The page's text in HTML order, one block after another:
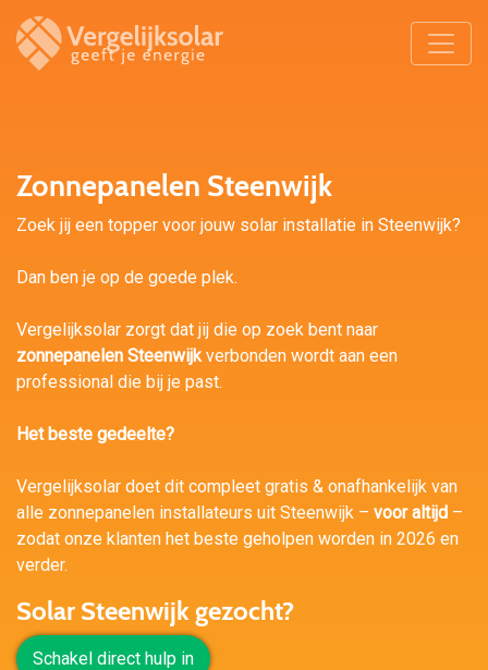
Zonnepanelen Steenwijk
Zoek jij een topper voor jouw solar installatie in Steenwijk?
Dan ben je op de goede plek.
Vergelijksolar zorgt dat jij die op zoek bent naar
zonnepanelen Steenwijkverbonden wordt aan een
professional die bij je past.
Het beste gedeelte?
Vergelijksolar doet dit compleet gratis & onafhankelijk van
alle zonnepanelen installateurs uit Steenwijk – voor altijd –
zodat onze klanten het beste geholpen worden in 2026 en
verder.
Solar Steenwijk gezocht?
Schakel direct hulp in